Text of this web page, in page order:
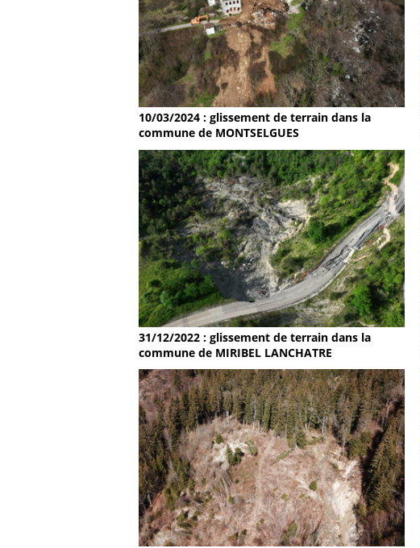
10/03/2024 : glissement de terrain dans la
commune de MONTSELGUES
31/12/2022 : glissement de terrain dans la
commune de MIRIBEL LANCHATRE